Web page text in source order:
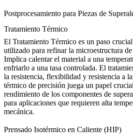
Postprocesamiento para Piezas de
Tratamiento Térmico
El Tratamiento Térmico es un paso
utilizado para refinar la microestructura de
Implica calentar el material a una
enfriarlo a una tasa controlada. El
la resistencia, flexibilidad y resistencia a
térmico de precisión juega un papel
rendimiento de los componentes de
para aplicaciones que requieren alta
mecánica.
Prensado Isotérmico en Caliente (HIP)